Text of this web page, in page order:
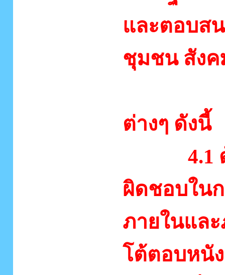
และตอบส
ชุมชน สังค
ต่างๆ ดังนี้
4.1 ด้า
ผิดชอบใน
ภายในแล
โต้ตอบหนั